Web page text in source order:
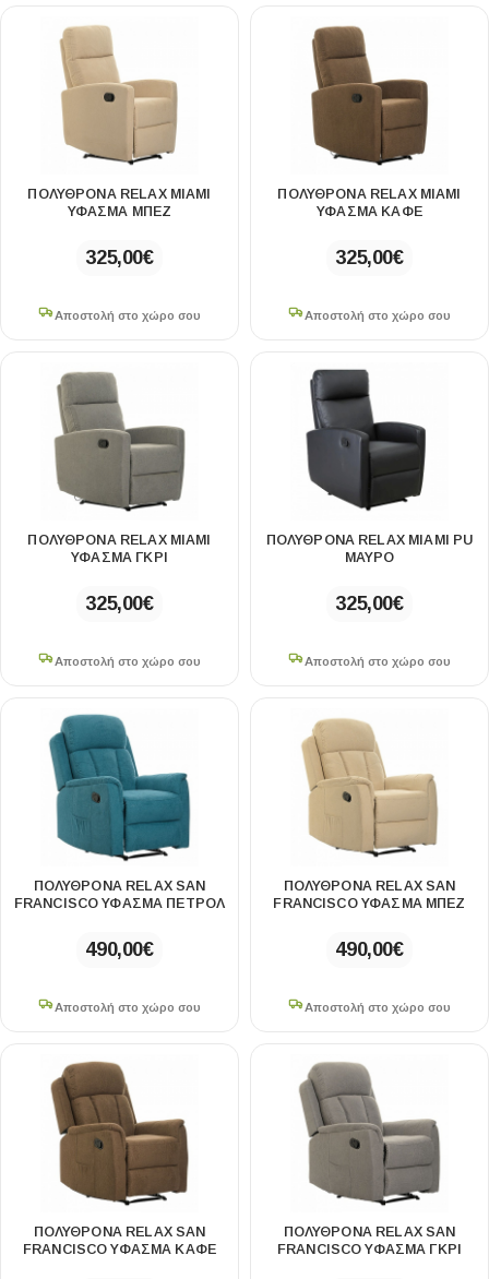
ΠΟΛΥΘΡΌΝΑ RELAX MIAMI
ΥΦΑΣΜΑ ΜΠΕΖ
325,00€
Αποστολή στο χώρο σου
ΠΟΛΥΘΡΌΝΑ RELAX MIAMI
ΥΦΑΣΜΑ ΚΑΦΕ
325,00€
Αποστολή στο χώρο σου
ΠΟΛΥΘΡΌΝΑ RELAX MIAMI
ΥΦΑΣΜΑ ΓΚΡΙ
325,00€
Αποστολή στο χώρο σου
ΠΟΛΥΘΡΌΝΑ RELAX MIAMI PU
ΜΑΥΡΟ
325,00€
Αποστολή στο χώρο σου
ΠΟΛΥΘΡΌΝΑ RELAX SAN
FRANCISCO ΥΦΑΣΜΑ ΠΕΤΡΟΛ
490,00€
Αποστολή στο χώρο σου
ΠΟΛΥΘΡΌΝΑ RELAX SAN
FRANCISCO ΥΦΑΣΜΑ ΜΠΕΖ
490,00€
Αποστολή στο χώρο σου
ΠΟΛΥΘΡΌΝΑ RELAX SAN
FRANCISCO ΥΦΑΣΜΑ ΚΑΦΕ
ΠΟΛΥΘΡΌΝΑ RELAX SAN
FRANCISCO ΥΦΑΣΜΑ ΓΚΡΙ